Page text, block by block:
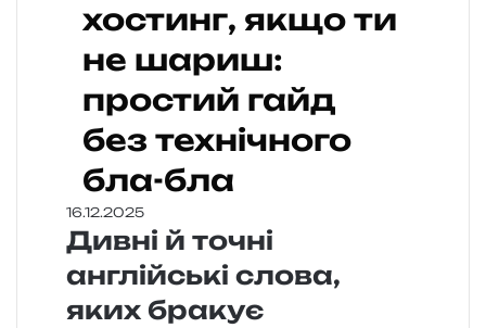
хостинг, якщо ти
не шариш:
простий гайд
без технічного
бла-бла
16.12.2025
Дивні й точні
англійські слова,
яких бракує